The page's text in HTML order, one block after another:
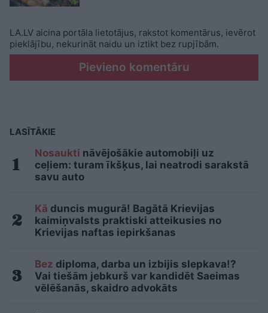
LA.LV aicina portāla lietotājus, rakstot komentārus, ievērot
pieklājību, nekurināt naidu un iztikt bez rupjībām.
Pievieno komentāru
LASĪTĀKIE
Nosaukti nāvējošākie automobiļi uz
ceļiem: turam īkšķus, lai neatrodi sarakstā
savu auto
Kā duncis mugurā! Bagātā Krievijas
kaimiņvalsts praktiski atteikusies no
Krievijas naftas iepirkšanas
Bez diploma, darba un izbijis slepkava!?
Vai tiešām jebkurš var kandidēt Saeimas
vēlēšanās, skaidro advokāts